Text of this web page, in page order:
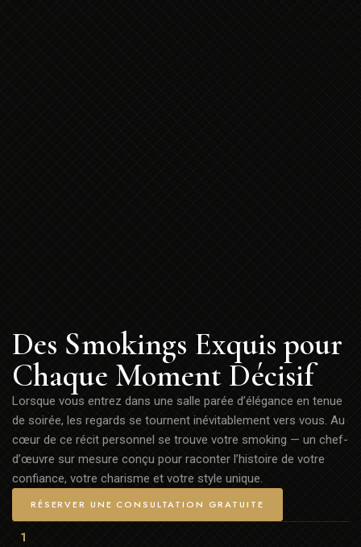
Des Smokings Exquis pour
Chaque Moment Décisif
Lorsque vous entrez dans une salle parée d’élégance en tenue
de soirée, les regards se tournent inévitablement vers vous. Au
cœur de ce récit personnel se trouve votre smoking — un chef-
d’œuvre sur mesure conçu pour raconter l’histoire de votre
confiance, votre charisme et votre style unique.
RÉSERVER UNE CONSULTATION GRATUITE
1